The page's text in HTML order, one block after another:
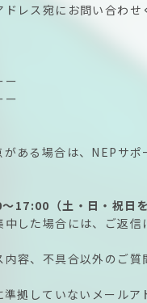
レス宛にお問い合わせ
ー
ー
ある場合は、NEPサ
17:00（土・日・祝日を
した場合には、ご返信
容、不具合以外のご質
拠していないメールア